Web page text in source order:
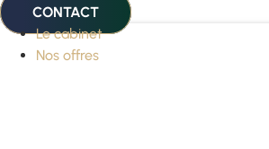
CONTACT
Le cabinet
Nos offres